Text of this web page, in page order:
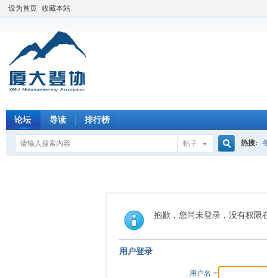
设为首页 收藏本站
论坛 导读 排行榜
帖子
索
热搜:
抱歉，您尚未登录，没有权限
用户登录
用户名